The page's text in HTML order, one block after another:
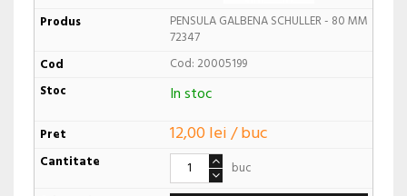
PENSULA GALBENA SCHULLER - 80 MM
72347
Cod: 20005199
In stoc
12,00 lei / buc
buc